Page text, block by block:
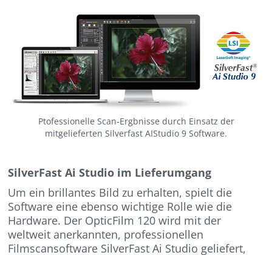
Ptofessionelle Scan-Ergbnisse durch Einsatz der
mitgelieferten Silverfast AIStudio 9 Software.
SilverFast Ai Studio im Lieferumgang
Um ein brillantes Bild zu erhalten, spielt die
Software eine ebenso wichtige Rolle wie die
Hardware. Der OpticFilm 120 wird mit der
weltweit anerkannten, professionellen
Filmscansoftware SilverFast Ai Studio geliefert,